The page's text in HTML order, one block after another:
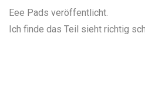
Eee Pads veröffentlicht.
Ich finde das Teil sieht richtig